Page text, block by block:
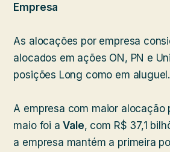
Empresa
As alocações por empresa
alocados em ações ON, PN e
posições Long como em aluguel.
A empresa com maior alocação
maio foi aVale, com R$ 37,1
a empresa mantém a primeira